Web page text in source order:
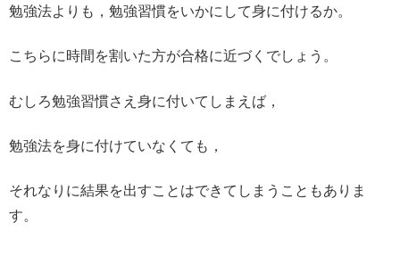
勉強法よりも，勉強習慣をいかにして身に付けるか。
こちらに時間を割いた方が合格に近づくでしょう。
むしろ勉強習慣さえ身に付いてしまえば，
勉強法を身に付けていなくても，
それなりに結果を出すことはできてしまうこともありま
す。